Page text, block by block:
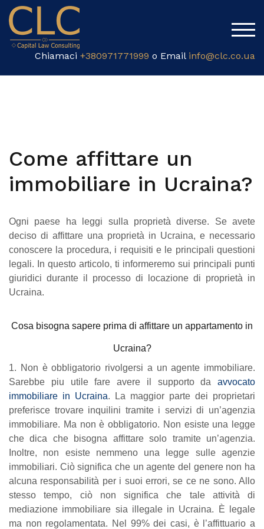
Chiamaci +380971771999 o Email info@clc.co.ua
Come affittare un
immobiliare in Ucraina?
Ogni paese ha leggi sulla proprietà diverse. Se avete
deciso di affittare una proprietà in Ucraina, e necessario
conoscere la procedura, i requisiti e le principali questioni
legali. In questo articolo, ti informeremo sui principali punti
giuridici durante il processo di locazione di proprietà in
Ucraina.
Cosa bisogna sapere prima di affittare un appartamento in
Ucraina?
1. Non è obbligatorio rivolgersi a un agente immobiliare.
Sarebbe piu utile fare avere il supporto da avvocato
immobiliare in Ucraina. La maggior parte dei proprietari
preferisce trovare inquilini tramite i servizi di un’agenzia
immobiliare. Ma non è obbligatorio. Non esiste una legge
che dica che bisogna affittare solo tramite un’agenzia.
Inoltre, non esiste nemmeno una legge sulle agenzie
immobiliari. Ciò significa che un agente del genere non ha
alcuna responsabilità per i suoi errori, se ce ne sono. Allo
stesso tempo, ciò non significa che tale attività di
mediazione immobiliare sia illegale in Ucraina. È legale
ma non regolamentata. Nel 99% dei casi, è l’affittuario a